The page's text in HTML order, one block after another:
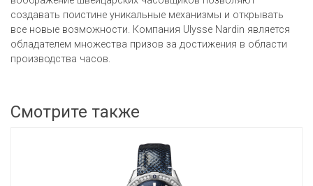
создавать поистине уникальные механизмы и открывать
все новые возможности. Компания Ulysse Nardin является
обладателем множества призов за достижения в области
производства часов.
Смотрите также